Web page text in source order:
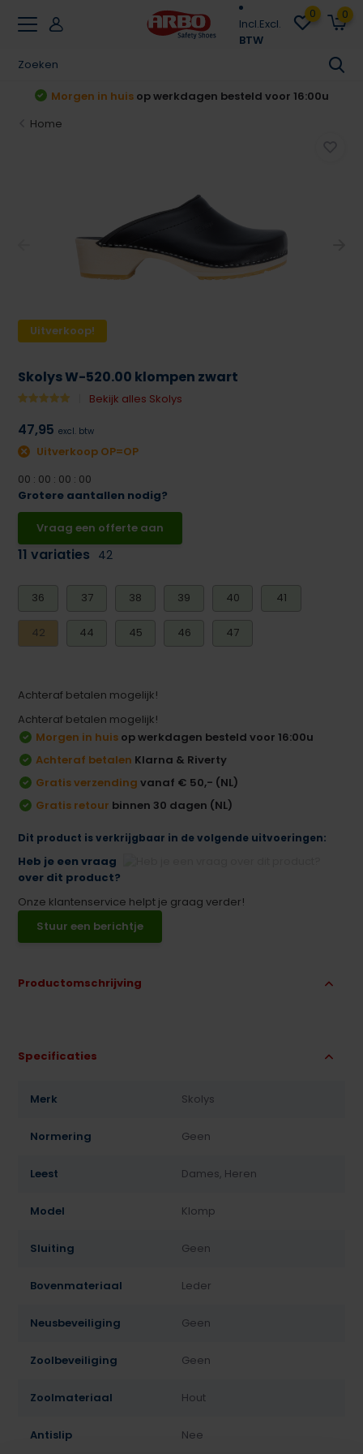
Incl.Excl.
BTW
0 0
Morgen in huis op werkdagen besteld voor 16:00u
Home
Uitverkoop!
Skolys W-520.00 klompen zwart
Bekijk alles Skolys
47,95 excl. btw
Uitverkoop OP=OP
00 : 00 : 00 : 00
Grotere aantallen nodig?
Vraag een offerte aan
11 variaties 42
36 37 38 39 40 41
42 44 45 46 47
Achteraf betalen mogelijk!
Achteraf betalen mogelijk!
Morgen in huis op werkdagen besteld voor 16:00u
Achteraf betalen Klarna & Riverty
Gratis verzending vanaf € 50,- (NL)
Gratis retour binnen 30 dagen (NL)
Dit product is verkrijgbaar in de volgende uitvoeringen:
Heb je een vraag
over dit product?
Onze klantenservice helpt je graag verder!
Stuur een berichtje
Productomschrijving
Specificaties
Merk Skolys
Normering Geen
Leest Dames, Heren
Model Klomp
Sluiting Geen
Bovenmateriaal Leder
Neusbeveiliging Geen
Zoolbeveiliging Geen
Zoolmateriaal Hout
Antislip Nee